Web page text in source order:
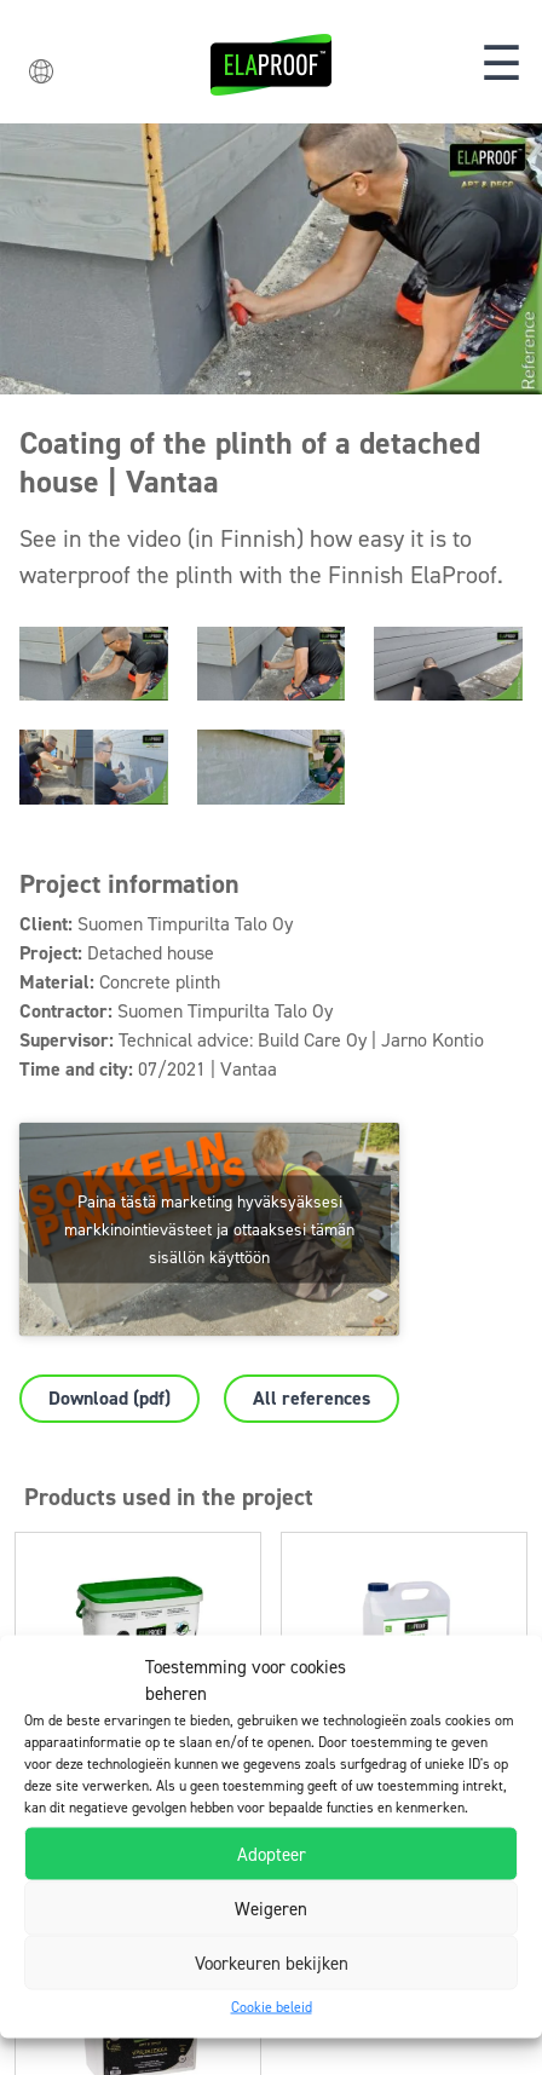
Toestemming voor cookies
beheren
Om de beste ervaringen te bieden, gebruiken we technologieën zoals cookies om
apparaatinformatie op te slaan en/of te openen. Door toestemming te geven
voor deze technologieën kunnen we gegevens zoals surfgedrag of unieke ID's op
deze site verwerken. Als u geen toestemming geeft of uw toestemming intrekt,
kan dit negatieve gevolgen hebben voor bepaalde functies en kenmerken.
Adopteer
Weigeren
Voorkeuren bekijken
Cookie beleid
☰
Coating of the plinth of a detached
house | Vantaa
See in the video (in Finnish) how easy it is to
waterproof the plinth with the Finnish ElaProof.
Project information
Client: Suomen Timpurilta Talo Oy
Project: Detached house
Material: Concrete plinth
Contractor: Suomen Timpurilta Talo Oy
Supervisor: Technical advice: Build Care Oy | Jarno Kontio
Time and city: 07/2021 | Vantaa
Paina tästä marketing hyväksyäksesi
markkinointievästeet ja ottaaksesi tämän
sisällön käyttöön
Download (pdf) All references
Products used in the project
ElaProof Classic H
voor buitengebruik
ElaProof Primer
voor binnen en buiten